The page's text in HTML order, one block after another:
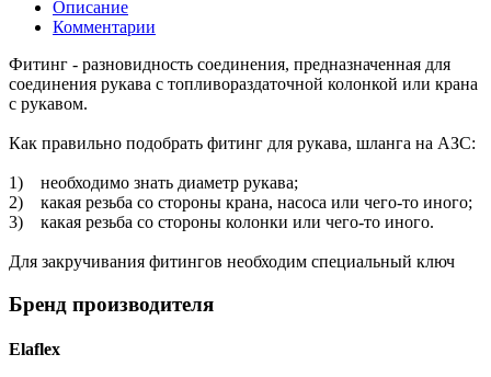
Описание
Комментарии
Фитинг - разновидность соединения, предназначенная для
соединения рукава с топливораздаточной колонкой или крана
с рукавом.
Как правильно подобрать фитинг для рукава, шланга на АЗС:
1) необходимо знать диаметр рукава;
2) какая резьба со стороны крана, насоса или чего-то иного;
3) какая резьба со стороны колонки или чего-то иного.
Для закручивания фитингов необходим специальный ключ
Бренд производителя
Elaflex